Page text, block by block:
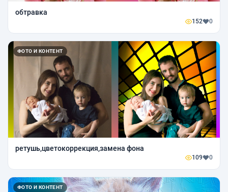
обтравка
152 0
ФОТО И КОНТЕНТ
ретушь,цветокоррекция,замена фона
109 0
ФОТО И КОНТЕНТ